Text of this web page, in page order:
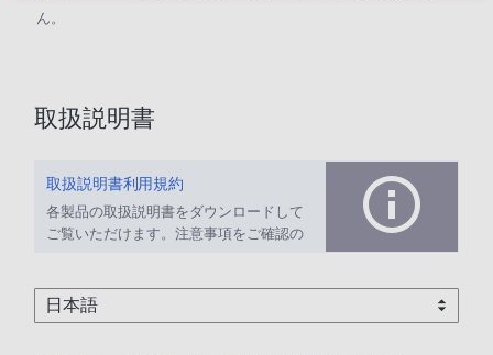
ん。
取扱説明書
取扱説明書利用規約
各製品の取扱説明書をダウンロードして
ご覧いただけます。注意事項をご確認の